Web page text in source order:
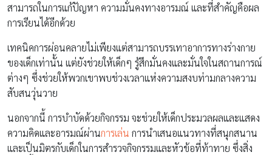
สามารถในการแก้ปัญหา ความมั่นคงทางอารมณ์ และที่สำคัญคือผล
การเรียนได้อีกด้วย
เทคนิคการผ่อนคลายไม่เพียงแต่สามารถบรรเทาอาการทางร่างกาย
ของเด็กเท่านั้น แต่ยังช่วยให้เด็กๆ รู้สึกมั่นคงและมั่นใจในสถานการณ์
ต่างๆ ซึ่งช่วยให้พวกเขาพบช่วงเวลาแห่งความสงบท่ามกลางความ
สับสนวุ่นวาย
นอกจากนี้ การบำบัดด้วยกิจกรรม จะช่วยให้เด็กประมวลผลและแสดง
ความคิดและอารมณ์ผ่านการเล่น การนำเสนอแนวทางที่สนุกสนาน
และเป็นมิตรกับเด็กในการสำรวจกิจกรรมและหัวข้อที่ท้าทาย ซึ่งสิ่ง